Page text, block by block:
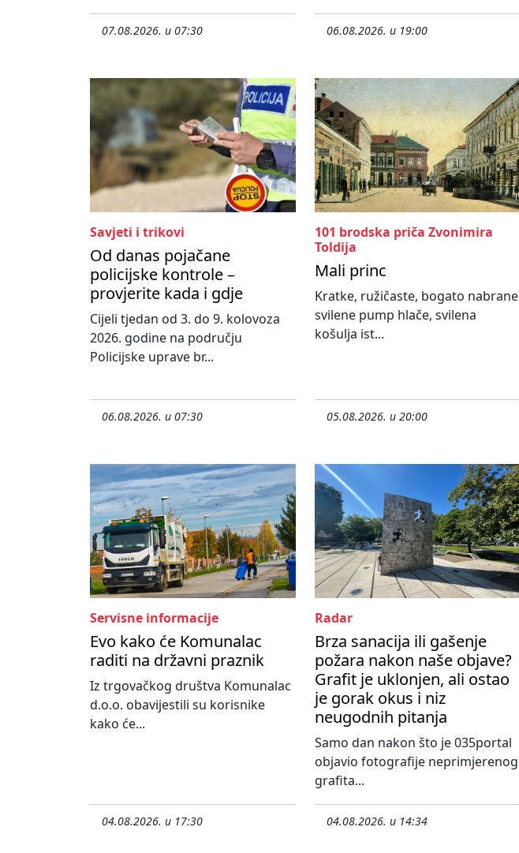
07.08.2026. u 07:30 06.08.2026. u 19:00
Savjeti i trikovi
Od danas pojačane
policijske kontrole –
provjerite kada i gdje
Cijeli tjedan od 3. do 9. kolovoza
2026. godine na području
Policijske uprave br...
06.08.2026. u 07:30
101 brodska priča Zvonimira
Toldija
Mali princ
Kratke, ružičaste, bogato nabrane
svilene pump hlače, svilena
košulja ist...
05.08.2026. u 20:00
Servisne informacije
Evo kako će Komunalac
raditi na državni praznik
Iz trgovačkog društva Komunalac
d.o.o. obavijestili su korisnike
kako će...
04.08.2026. u 17:30
Radar
Brza sanacija ili gašenje
požara nakon naše objave?
Grafit je uklonjen, ali ostao
je gorak okus i niz
neugodnih pitanja
Samo dan nakon što je 035portal
objavio fotografije neprimjerenog
grafita...
04.08.2026. u 14:34